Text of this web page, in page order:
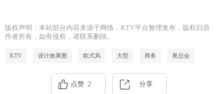
版权声明：本站部分内容来源于网络，KTV平台整理发布，版权归原
作者所有，如有侵权，请联系删除。
KTV 设计效果图 欧式风 大型 商务 夜总会
点赞 2 分享